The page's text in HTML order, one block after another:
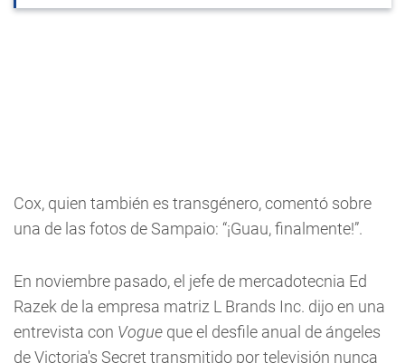
Cox, quien también es transgénero, comentó sobre
una de las fotos de Sampaio: “¡Guau, finalmente!”.
En noviembre pasado, el jefe de mercadotecnia Ed
Razek de la empresa matriz L Brands Inc. dijo en una
entrevista con Vogue que el desfile anual de ángeles
de Victoria's Secret transmitido por televisión nunca